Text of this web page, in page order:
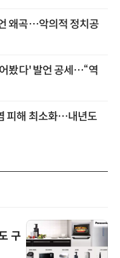
왜곡…악의적 정치공
봤다' 발언 공세…“역
피해 최소화…내년도
구